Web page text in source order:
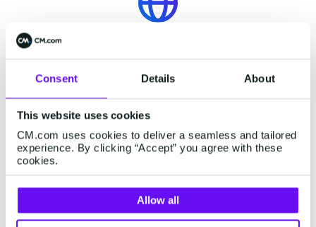
Consent Details About
This website uses cookies
CM.com uses cookies to deliver a seamless and tailored
experience. By clicking “Accept” you agree with these
cookies.
Allow all
Couverture internationale
permet à Etam de bénéficier de nos connexions
directes avec des opérateurs dans 200 pays.
Fiabilité
Certifié ISO 27001 et conforme à la RGPD, nous